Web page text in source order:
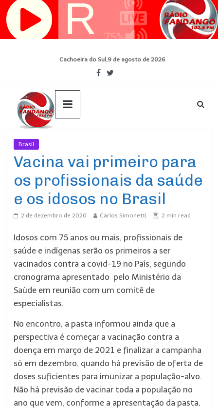
Pular
para
Cachoeira do Sul,9 de agosto de 2026
Brasil
Vacina vai primeiro para
os profissionais da saúde
e os idosos no Brasil
2 de dezembro de 2020 Carlos Simonetti 2 min read
Idosos com 75 anos ou mais, profissionais de
saúde e indígenas serão os primeiros a ser
vacinados contra a covid-19 no País, segundo
cronograma apresentado pelo Ministério da
Saúde em reunião com um comitê de
especialistas.
No encontro, a pasta informou ainda que a
perspectiva é começar a vacinação contra a
doença em março de 2021 e finalizar a campanha
só em dezembro, quando há previsão de oferta de
doses suficientes para imunizar a população-alvo.
Não há previsão de vacinar toda a população no
ano que vem, conforme a apresentação da pasta.